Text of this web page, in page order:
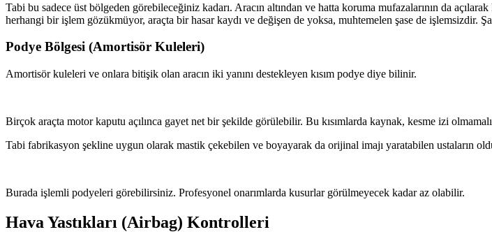
Tabi bu sadece üst bölgeden görebileceğiniz kadarı. Aracın altından ve hatta koruma mufazalarının da
herhangi bir işlem gözükmüyor, araçta bir hasar kaydı ve değişen de yoksa, muhtemelen şase de işlemsizdir.
Podye Bölgesi (Amortisör Kuleleri)
Amortisör kuleleri ve onlara bitişik olan aracın iki yanını destekleyen kısım podye diye bilinir.
Birçok araçta motor kaputu açılınca gayet net bir şekilde görülebilir. Bu kısımlarda kaynak, kesme izi
Tabi fabrikasyon şekline uygun olarak mastik çekebilen ve boyayarak da orijinal imajı yaratabilen ustaların
Burada işlemli podyeleri görebilirsiniz. Profesyonel onarımlarda kusurlar görülmeyecek kadar az olabilir.
Hava Yastıkları (Airbag) Kontrolleri